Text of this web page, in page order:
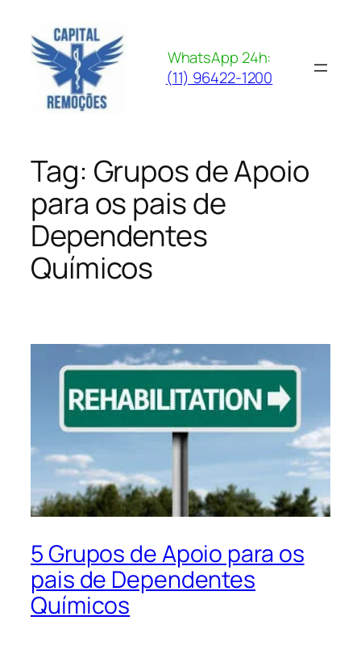
para
conteúdo
WhatsApp 24h:
(11) 96422-1200
Tag: Grupos de Apoio
para os pais de
Dependentes
Químicos
5 Grupos de Apoio para os
pais de Dependentes
Químicos